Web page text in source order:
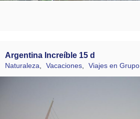
Argentina Increíble 15 d
Naturaleza, Vacaciones, Viajes en Grupo